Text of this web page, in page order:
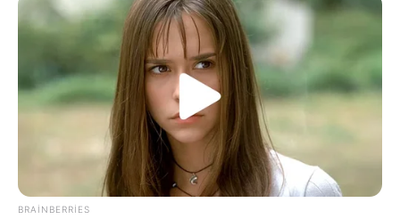
7 avqustda bizi nələr gözləyir? —
ULDUZ FALI
0 0
BRAINBERRIES